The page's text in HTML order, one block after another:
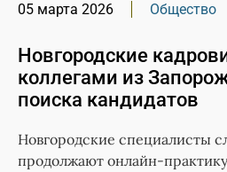
05 марта 2026 Общество
Новгородские
коллегами из
поиска кандидатов
Новгородские специалисты
продолжают онлайн-